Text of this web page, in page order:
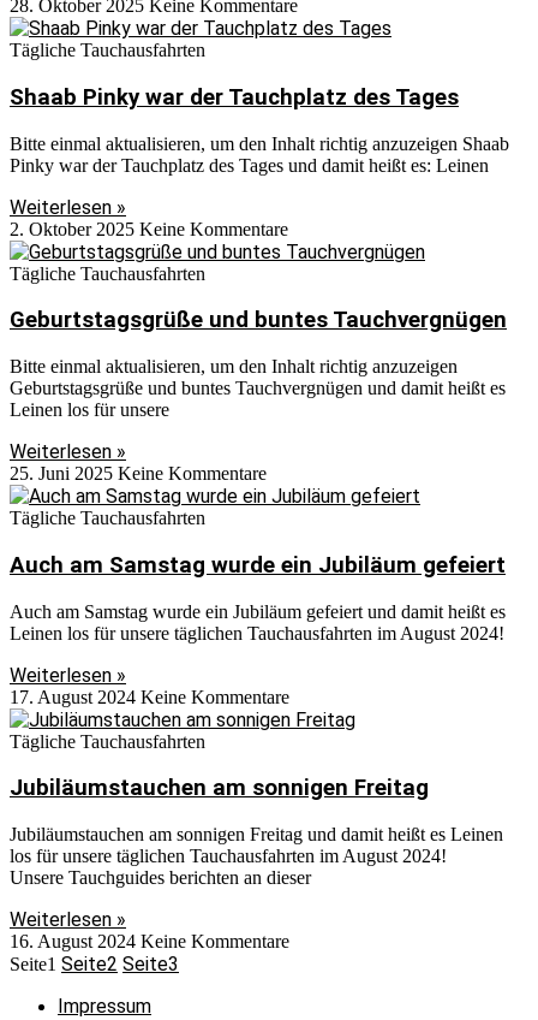
28. Oktober 2025 Keine Kommentare
Tägliche Tauchausfahrten
Shaab Pinky war der Tauchplatz des Tages
Bitte einmal aktualisieren, um den Inhalt richtig anzuzeigen Shaab
Pinky war der Tauchplatz des Tages und damit heißt es: Leinen
Weiterlesen »
2. Oktober 2025 Keine Kommentare
Tägliche Tauchausfahrten
Geburtstagsgrüße und buntes Tauchvergnügen
Bitte einmal aktualisieren, um den Inhalt richtig anzuzeigen
Geburtstagsgrüße und buntes Tauchvergnügen und damit heißt es
Leinen los für unsere
Weiterlesen »
25. Juni 2025 Keine Kommentare
Tägliche Tauchausfahrten
Auch am Samstag wurde ein Jubiläum gefeiert
Auch am Samstag wurde ein Jubiläum gefeiert und damit heißt es
Leinen los für unsere täglichen Tauchausfahrten im August 2024!
Weiterlesen »
17. August 2024 Keine Kommentare
Tägliche Tauchausfahrten
Jubiläumstauchen am sonnigen Freitag
Jubiläumstauchen am sonnigen Freitag und damit heißt es Leinen
los für unsere täglichen Tauchausfahrten im August 2024!
Unsere Tauchguides berichten an dieser
Weiterlesen »
16. August 2024 Keine Kommentare
Seite1 Seite2 Seite3
Impressum